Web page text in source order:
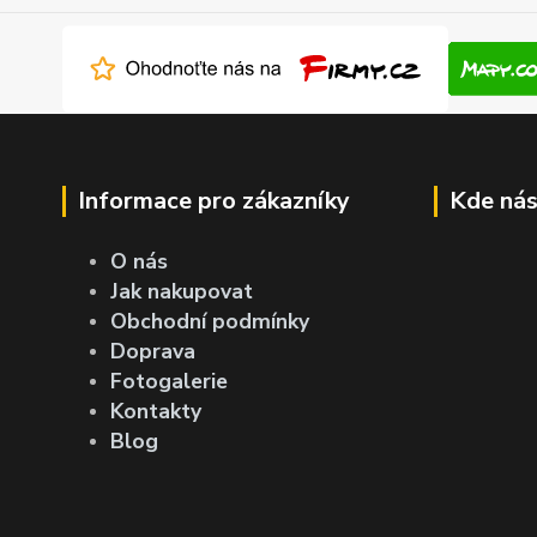
Informace pro zákazníky
O nás
Jak nakupovat
Obchodní podmínky
Doprava
Fotogalerie
Kontakty
Blog
Kde